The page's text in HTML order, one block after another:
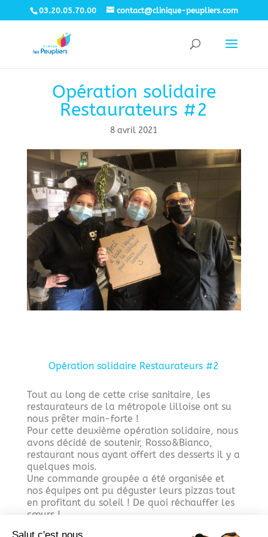
03.20.05.70.00 contact@clinique-peupliers.com
Opération solidaire
Restaurateurs #2
8 avril 2021
Opération solidaire Restaurateurs #2
Tout au long de cette crise sanitaire, les
restaurateurs de la métropole lilloise ont su
nous prêter main-forte !
Pour cette deuxième opération solidaire, nous
avons décidé de soutenir, Rosso&Bianco,
restaurant nous ayant offert des desserts il y a
quelques mois.
Une commande groupée a été organisée et
nos équipes ont pu déguster leurs pizzas tout
en profitant du soleil ! De quoi réchauffer les
cœurs !
Salut c'est nous...